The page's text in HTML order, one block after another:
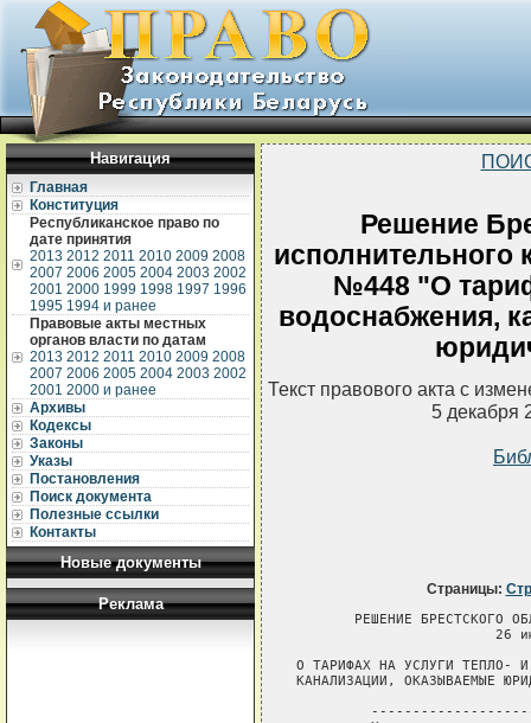
Навигация
Главная
Конституция
Республиканское право по
дате принятия
2013 2012 2011 2010 2009 2008
2007 2006 2005 2004 2003 2002
2001 2000 1999 1998 1997 1996
1995 1994 и ранее
Правовые акты местных
органов власти по датам
2013 2012 2011 2010 2009 2008
2007 2006 2005 2004 2003 2002
2001 2000 и ранее
Архивы
Кодексы
Законы
Указы
Постановления
Поиск документа
Полезные ссылки
Контакты
Новые документы
Реклама
Решение
исполнительного
№448 "О
водоснабжения,
Текст правового акта с
5 декабря
Страницы:
РЕШЕНИЕ БРЕСТСКОГО ОБЛАСТНОГО ИСПОЛНИТЕЛЬНОГО КОМИТЕТА
                        26 июня 2006 г. № 448

О ТАРИФАХ НА УСЛУГИ ТЕПЛО- И ВОДОСНАБЖЕНИЯ,
КАНАЛИЗАЦИИ, ОКАЗЫВАЕМЫЕ ЮРИДИЧЕСКИМ ЛИЦАМ

         -----------------------------------------------------------
         Утратило     силу     решением    Брестского     областного 
         исполнительного  комитета   от  12  января  2007 г.   №  14
         (Национальный  реестр  правовых актов Республики  Беларусь, 
         2007 г., № 35, 9/6068)  

 
      ![Изменения и дополнения:
           Решение Брестского областного исполнительного комитета от 
       5 декабря 2006 г. № 857 (Национальный реестр  правовых  актов
       Республики Беларусь, 2006 г., № 212, 9/5784)].


     На  основании Указа Президента Республики Беларусь  от  19  мая
1999  г.  №  285 «О некоторых мерах по стабилизации цен (тарифов)  в
Республике  Беларусь»  Брестский  областной  исполнительный  комитет
РЕШИЛ:
     1.   Утвердить   предельные   тарифы   на   услуги   тепло-   и
водоснабжения,   канализации,  оказываемые   организациями   системы
Министерства  жилищно-коммунального  хозяйства  Республики  Беларусь
юридическим лицам, согласно приложениям 1-3.
     2.  Утвердить  удельный вес затрат на природный  газ,  покупную
тепловую  энергию  и  электрическую энергию в  составе  расходов  на
производство услуг тепло- и водоснабжения, канализации,  оказываемых
организациями  системы Министерства жилищно-коммунального  хозяйства
Республики Беларусь юридическим лицам, согласно приложению 4.
     3.   Разрешить   организациям  системы  Министерства   жилищно-
коммунального   хозяйства  самостоятельно   производить   индексацию
тарифов в связи с изменением курса белорусского рубля по отношению к
доллару  США в соответствии с Методикой индексации цен (тарифов)  на
оказываемые  юридическим  лицам услуги по  водо-  и  теплоснабжению,
канализации,    утвержденной   Министерством   жилищно-коммунального
хозяйства   Республики  Беларусь  17  апреля  1998  г.  №  16/02-177
(Бюллетень нормативно-правовой информации, 1998 г., № 11).
     4. Установить, что расчеты за услуги:
     4.1.   тепло-   и   водоснабжения,   канализации,   оказываемые
организациями  системы Министерства жилищно-коммунального  хозяйства
Республики  Беларусь, с собственниками жилых домов, жилищным  фондом
организаций  различных  форм собственности,  включая  дома  жилищно-
строительных   кооперативов,  молодежных   жилищных   комплексов   и
товариществ собственников, общежитиями квартирного и  коечного  типа
производятся по тарифам, установленным для населения;
     4.2.    теплоснабжения,   оказываемые   организациями   системы
Министерства жилищно-коммунального хозяйства Республики Беларусь,  с
домами-интернатами,  специальными  и  общеобразовательными  школами-
интернатами  за  общую  площадь жилых  помещений,  используемых  для
проживания, производятся по тарифам, установленным для населения;
     4.3.  холодного  и горячего водоснабжения для  содержания  мест
общего  пользования, оказываемые организациями системы  Министерства
жилищно-коммунального  хозяйства  Республики  Беларусь,  с   частным
жилищным   фондом,  находящимся  в  собственности  граждан,   домами
коммунального жилищного фонда, жилищным фондом организаций различных
форм  собственности, включая дома жилищно-строительных кооперативов,
молодежных   жилищных   комплексов  и   товариществ   собственников,
общежитиями  квартирного и коечного типа  производятся  по  тарифам,
установленным для населения;
     4.4.    теплоснабжения,   оказываемые   организациями   системы
Министерства жилищно-коммунального хозяйства Республики Беларусь,  с
организациями бытового обслуживания, оказывающими услуги населению в
сельской  местности  и  осуществляющих стирку  белья  для  бюджетных
организаций,  производятся  по  тарифам  для  бюджетных  организаций
согласно приложению 1.
     5. Признать утратившими силу:
     пункты   1-5   решения  Брестского  областного  исполнительного
комитета от 28 сентября 2005 г. № 639 «О тарифах на услуги тепло-  и
водоснабжения,    канализации,   оказываемые   юридическим    лицам»
(Национальный  реестр  правовых  актов Республики Беларусь, 2005 г.,
№ 166, 9/4500);
     решение  Брестского областного исполнительного комитета  от  22
марта  2006  г.  №  179 «О внесении изменений в  решение  Брестского
областного исполнительного комитета от 28 сентября 2005  г.  №  639»
(Национальный реестр правовых актов Республики Беларусь, 2006 г.,  №
47, 9/